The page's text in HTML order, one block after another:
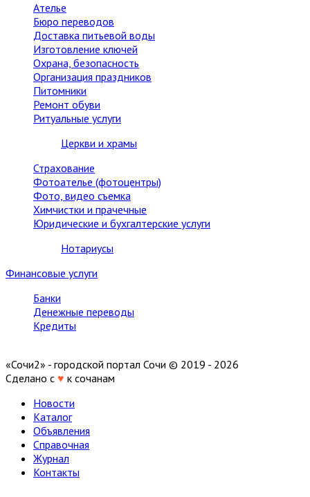
Ателье
Бюро переводов
Доставка питьевой воды
Изготовление ключей
Охрана, безопасность
Организация праздников
Питомники
Ремонт обуви
Ритуальные услуги
Церкви и храмы
Страхование
Фотоателье (фотоцентры)
Фото, видео съемка
Химчистки и прачечные
Юридические и бухгалтерские услуги
Нотариусы
Финансовые услуги
Банки
Денежные переводы
Кредиты
«Сочи2» - городской портал Сочи © 2019 - 2026
Сделано с ♥ к сочанам
Новости
Каталог
Объявления
Справочная
Журнал
Контакты